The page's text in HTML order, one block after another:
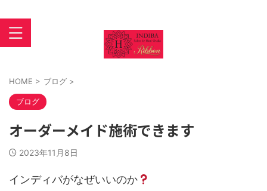
HOME > ブログ >
ブログ
オーダーメイド施術できます
2023年11月8日
インディバがなぜいいのか